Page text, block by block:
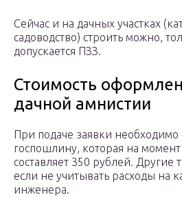
Сейчас и на дачных участках
садоводство) строить можно,
допускается ПЗЗ.
Стоимость
дачной амнистии
При подаче заявки необходимо
госпошлину, которая на момент
составляет 350 рублей. Другие
если не учитывать расходы на
инженера.